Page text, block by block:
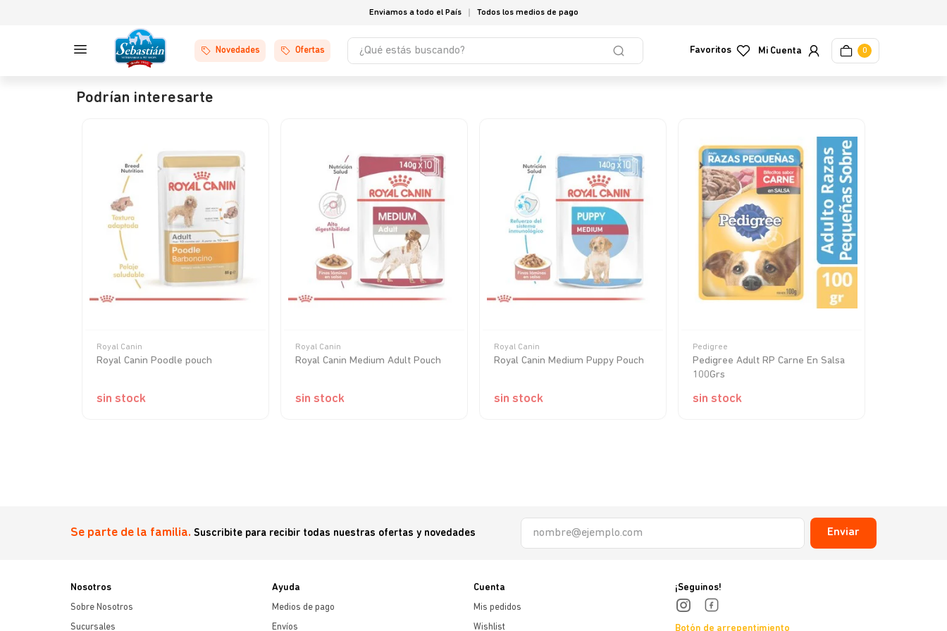
Enviamos a todo el País Todos los medios de pago
Novedades Ofertas
¿Qué estás buscando?
Favoritos 0
Podrían interesarte
Royal Canin
Royal Canin Poodle pouch
sin stock
Royal Canin
Royal Canin Medium Adult Pouch
sin stock
Royal Canin
Royal Canin Medium Puppy Pouch
sin stock
Pedigree
Pedigree Adult RP Carne En Salsa
100Grs
sin stock
Se parte de la familia. Suscribite para recibir todas nuestras ofertas y novedades Enviar
Nosotros
Sobre Nosotros
Sucursales
Ayuda
Medios de pago
Envíos
Cuenta
Mis pedidos
Wishlist
¡Seguinos!
Botón de arrepentimiento